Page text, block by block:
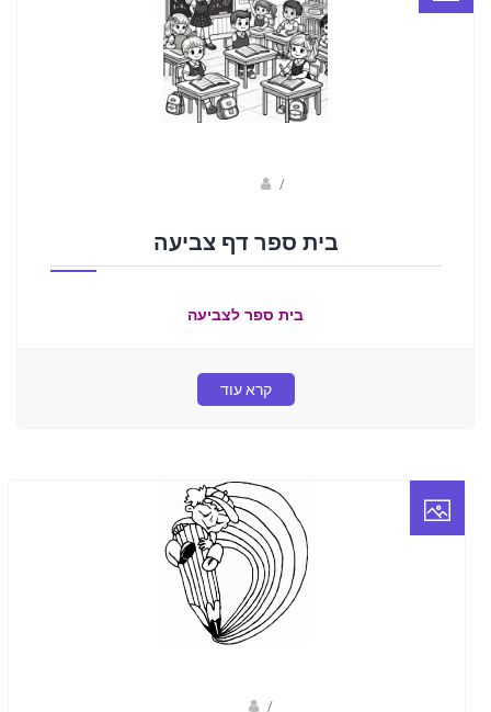
/
בית ספר דף צביעה
בית ספר לצביעה
קרא עוד
/